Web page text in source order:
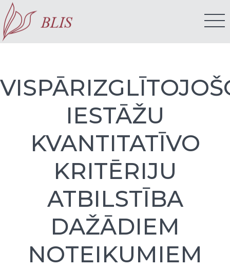
IESTĀŽU
KVANTITATĪVO
KRITĒRIJU
ATBILSTĪBA
DAŽĀDIEM
NOTEIKUMIEM